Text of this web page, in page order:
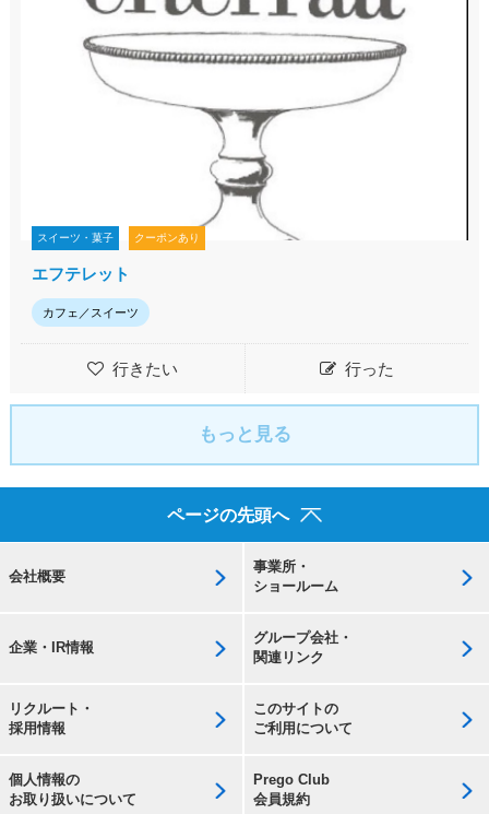
スイーツ・菓子 クーポンあり
エフテレット
カフェ／スイーツ
行きたい 行った
もっと見る
ページの先頭へ
会社概要
事業所・
ショールーム
企業・IR情報
グループ会社・
関連リンク
リクルート・
採用情報
このサイトの
ご利用について
個人情報の
お取り扱いについて
Prego Club
会員規約